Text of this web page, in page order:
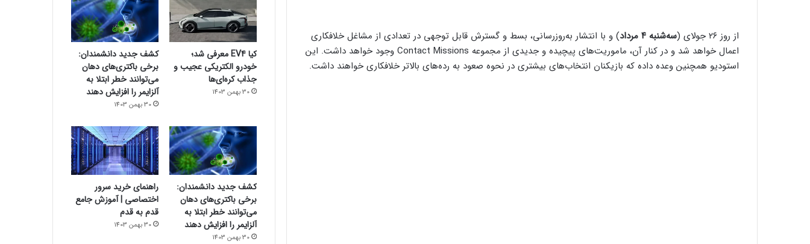
از روز ۲۶ جولای ( سه‌شنبه ۴ مرداد
) و با انتشار به‌روزرسانی، بسط و گسترش قابل توجهی در تعدادی از مشاغل خلافکاری
اعمال خواهد شد و در کنار آن، ماموریت‌های پیچیده و جدیدی از مجموعه Contact Missions وجود خواهد داشت. این
استودیو همچنین وعده داده که بازیکنان انتخاب‌های بیشتری در نحوه صعود به رده‌های بالاتر خلافکاری خواهند داشت.
کیا EV4 معرفی شد؛
خودرو الکتریکی عجیب و
جذاب کره‌ای‌ها
30 بهمن 1403
کشف جدید دانشمندان:
برخی باکتری‌های دهان
می‌توانند خطر ابتلا به
آلزایمر را افزایش دهند
30 بهمن 1403
کشف جدید دانشمندان:
برخی باکتری‌های دهان
می‌توانند خطر ابتلا به
آلزایمر را افزایش دهند
30 بهمن 1403
راهنمای خرید سرور
اختصاصی | آموزش جامع
قدم به قدم
30 بهمن 1403